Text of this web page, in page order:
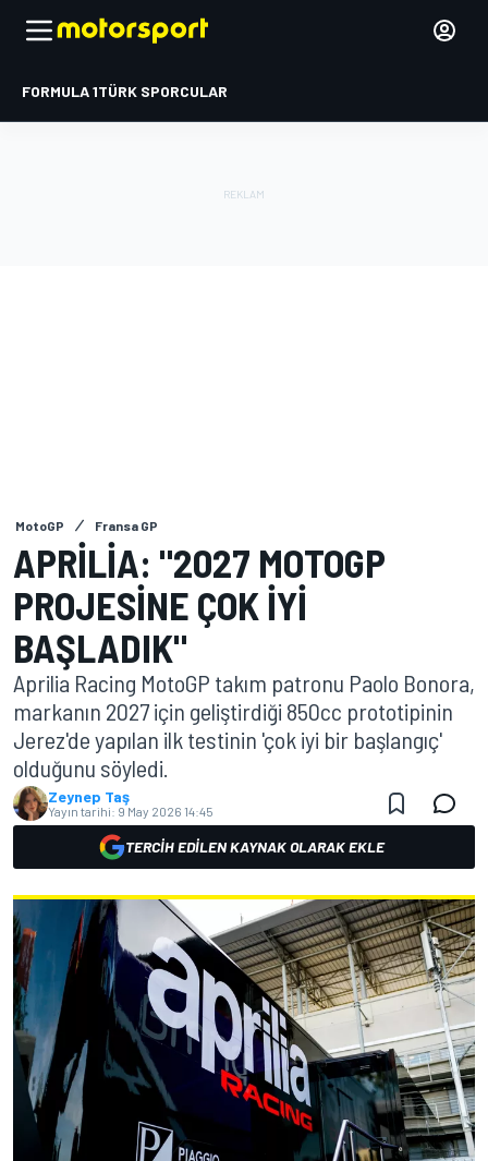
FORMULA 1TÜRK SPORCULAR
MotoGP Fransa GP
APRILIA: "2027 MOTOGP
PROJESINE ÇOK IYI
BAŞLADIK"
Aprilia Racing MotoGP takım patronu Paolo Bonora,
markanın 2027 için geliştirdiği 850cc prototipinin
Jerez'de yapılan ilk testinin 'çok iyi bir başlangıç'
olduğunu söyledi.
Zeynep Taş
Yayın tarihi: 9 May 2026 14:45
TERCIH EDILEN KAYNAK OLARAK EKLE